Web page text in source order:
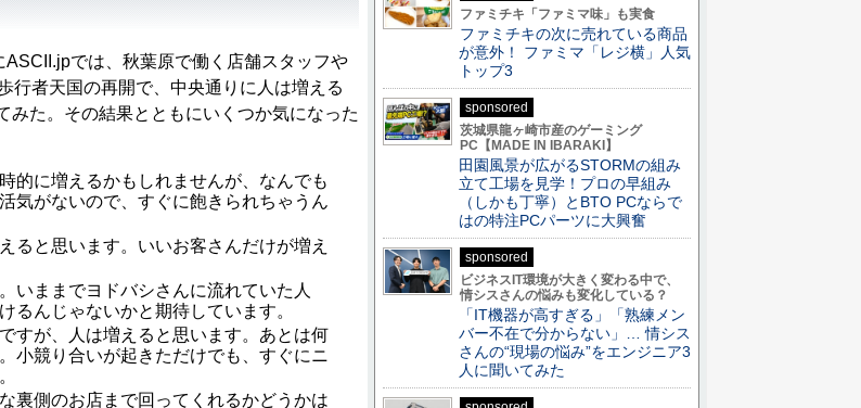
では、秋葉原で働く店舗スタッフや
行者天国の再開で、中央通りに人は増える
みた。その結果とともにいくつか気になった
的に増えるかもしれませんが、なんでも
気がないので、すぐに飽きられちゃうん
ると思います。いいお客さんだけが増え
いままでヨドバシさんに流れていた人
るんじゃないかと期待しています。
すが、人は増えると思います。あとは何
小競り合いが起きただけでも、すぐにニ
裏側のお店まで回ってくれるかどうかは
ファミチキ「ファミマ味」も実食
ファミチキの次に売れている商品
が意外！ ファミマ「レジ横」人気
トップ3
sponsored
茨城県龍ヶ崎市産のゲーミング
PC【MADE IN IBARAKI】
田園風景が広がるSTORMの組み
立て工場を見学！プロの早組み
（しかも丁寧）とBTO PCならで
はの特注PCパーツに大興奮
sponsored
ビジネスIT環境が大きく変わる中で、
情シスさんの悩みも変化している？
「IT機器が高すぎる」「熟練メン
バー不在で分からない」… 情シス
さんの“現場の悩み”をエンジニア3
人に聞いてみた